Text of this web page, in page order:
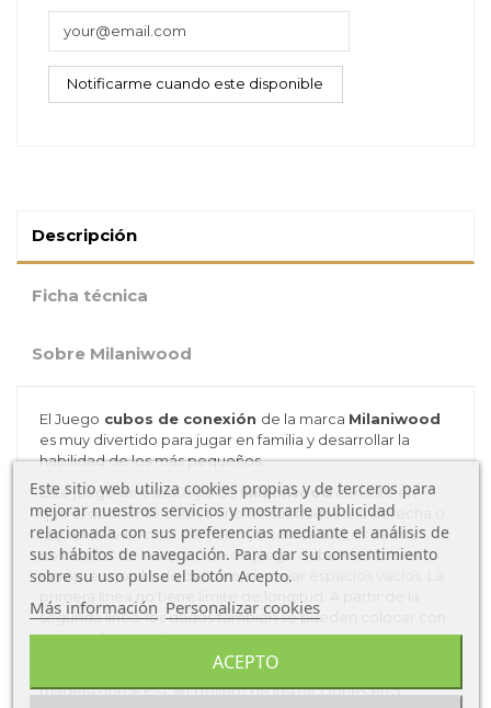
Descripción
Ficha técnica
Sobre Milaniwood
El Juego cubos de conexión de la marca Milaniwood
es muy divertido para jugar en familia y desarrollar la
habilidad de los más pequeños.
Este juego de estrategia de Milaniwoodconsiste en
queel oponente coloca uno de sus dados a la derecha o
izquierda o encima del dado ya colocado.Los dados
colocados en la superficie de juego deben colocarse
siempre uno al lado del otro, sin dejar espacios vacíos.
segunda línea, los dados también se pueden colocar con
uno o más espacios entre uno y otro.
21 dados verdes y 21 dados azules en
madera (100% FSC®) 1 folleto de instrucciones en 5
Este sitio web utiliza cookies propias y de terceros para
mejorar nuestros servicios y mostrarle publicidad
relacionada con sus preferencias mediante el análisis de
sus hábitos de navegación. Para dar su consentimiento
sobre su uso pulse el botón Acepto.
Más información Personalizar cookies
ACEPTO